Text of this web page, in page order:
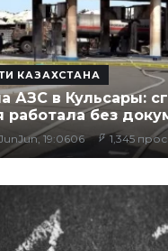
КАЗАХСТАНА
АЗС в Кульсары:
работала без
19:0606 1,345